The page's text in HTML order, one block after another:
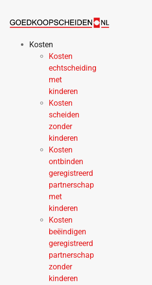
naar
Kosten
Kosten
echtscheiding
met
kinderen
Kosten
scheiden
zonder
kinderen
Kosten
ontbinden
geregistreerd
partnerschap
met
kinderen
Kosten
beëindigen
geregistreerd
partnerschap
zonder
kinderen